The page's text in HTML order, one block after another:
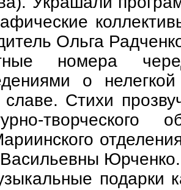
Ольга
номера
о
славе. Стихи
творческого
Юрченко.
подарки